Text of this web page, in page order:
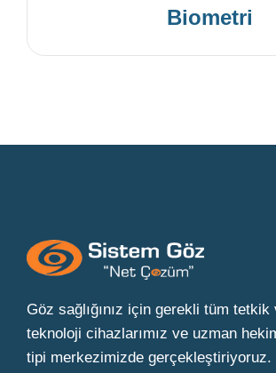
Biometri
Göz sağlığınız için gerekli tüm
teknoloji cihazlarımız ve uzman
tipi merkezimizde gerçekleştiriyoruz.